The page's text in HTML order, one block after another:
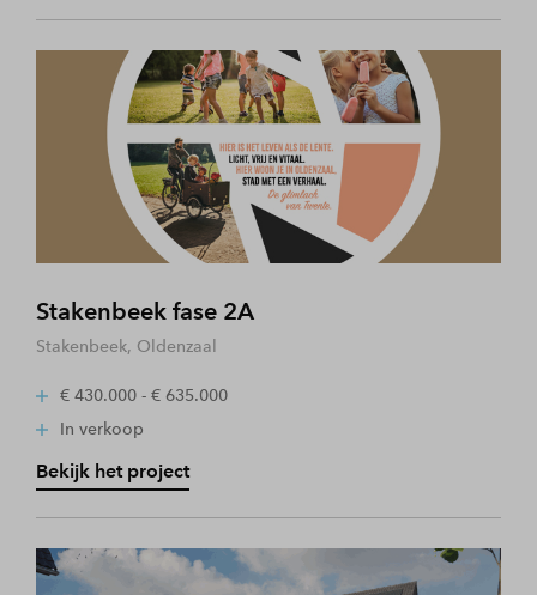
Stakenbeek fase 2A
Stakenbeek, Oldenzaal
€ 430.000 - € 635.000
In verkoop
Bekijk het project